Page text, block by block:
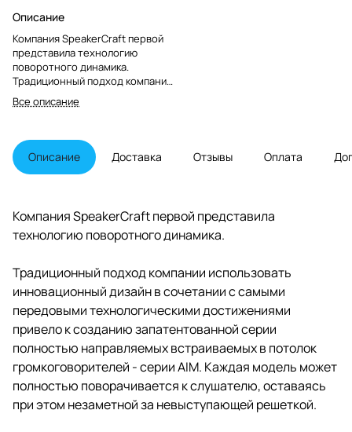
Описание
Компания SpeakerCraft первой
представила технологию
поворотного динамика.
Традиционный подход компании
использовать инновациооный
дизайн в сочетании с самыми
достижениями привело к
созданию запатентованной
серии полностью направляемых
Каждая модель может
полностью поворачивается к
слушателю, оставаясь при этом
решеткой.
Все описание
Описание Доставка Отзывы Оплата
Компания SpeakerCraft первой представила
технологию поворотного динамика.
Традиционный подход компании использовать
инновационный дизайн в сочетании с самыми
передовыми технологическими достижениями
привело к созданию запатентованной серии
полностью направляемых встраиваемых в потолок
громкоговорителей - серии AIM. Каждая модель может
полностью поворачивается к слушателю, оставаясь
при этом незаметной за невыступающей решеткой.